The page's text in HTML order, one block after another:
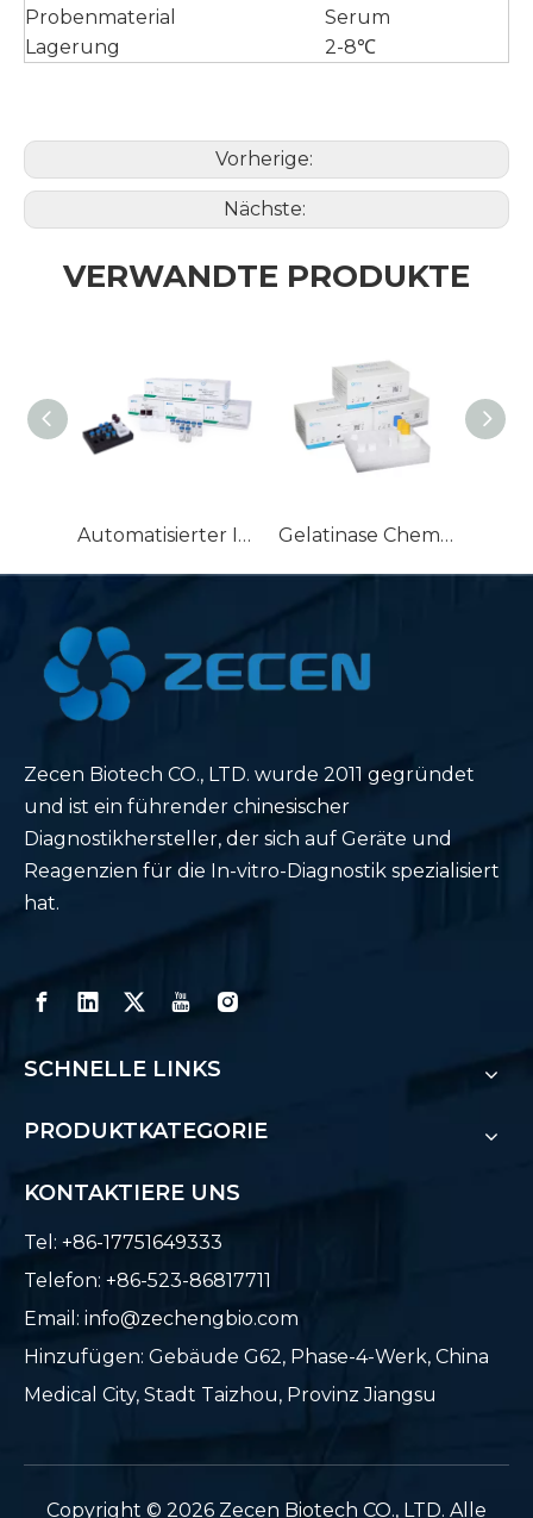
Probenmaterial
Serum
Lagerung
2-8℃
Vorherige:
Nächste:
VERWANDTE PRODUKTE
Automatisierter Immunoassay-Analysator für Herzmarker, Homocystein-HCY-Reagenz, CTnI/MYO/CK-MB/NT-Pro-BNP/D-Dimer/BNP/HCY-Kit Gelatinase Chemilumineszenz Linked NGAL Kit Neutrophilen-Nachweis-Lipocalin-Kit für IVD-Neutrophilen-Gelatinase-assoziiertes Lipocalin-Reagenz
Zecen Biotech CO., LTD. wurde 2011 gegründet
und ist ein führender chinesischer
Diagnostikhersteller, der sich auf Geräte und
Reagenzien für die In-vitro-Diagnostik spezialisiert
hat.
SCHNELLE LINKS
PRODUKTKATEGORIE
KONTAKTIERE UNS
Tel: +86-17751649333
Telefon: +86-523-86817711
Email: info@zechengbio.com
Hinzufügen: Gebäude G62, Phase-4-Werk, China
Medical City, Stadt Taizhou, Provinz Jiangsu
​Copyright © 2026 Zecen Biotech CO., LTD. Alle